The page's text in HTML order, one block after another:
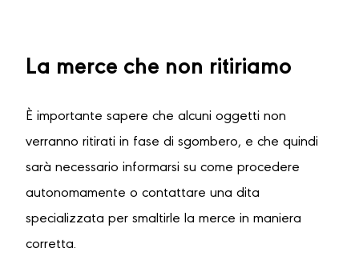
La merce che non ritiriamo
È importante sapere che alcuni oggetti non
verranno ritirati in fase di sgombero, e che quindi
sarà necessario informarsi su come procedere
autonomamente o contattare una dita
specializzata per smaltirle la merce in maniera
corretta.